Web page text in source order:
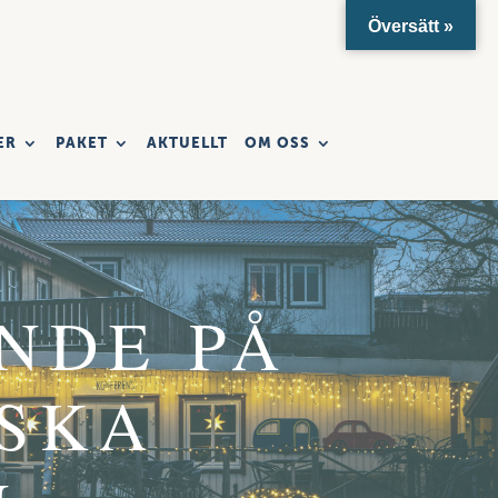
PAKET AKTUELLT OM OSS
PÅ
Översätt »